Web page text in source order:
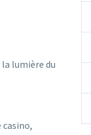
la lumière du